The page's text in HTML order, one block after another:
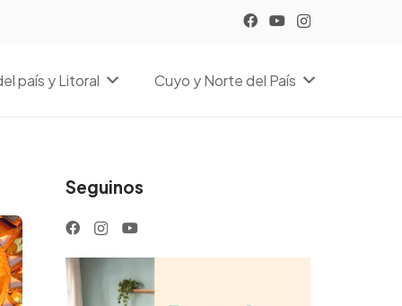
país y Litoral Cuyo y Norte del País
Seguinos